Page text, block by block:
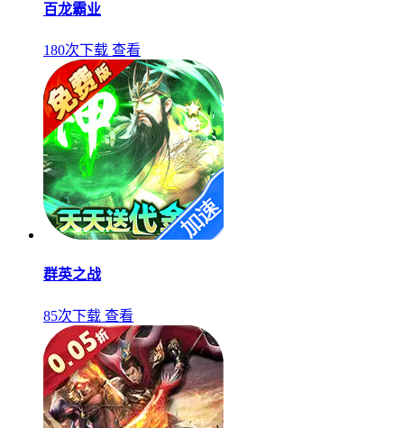
百龙霸业
180次下载 查看
群英之战
85次下载 查看